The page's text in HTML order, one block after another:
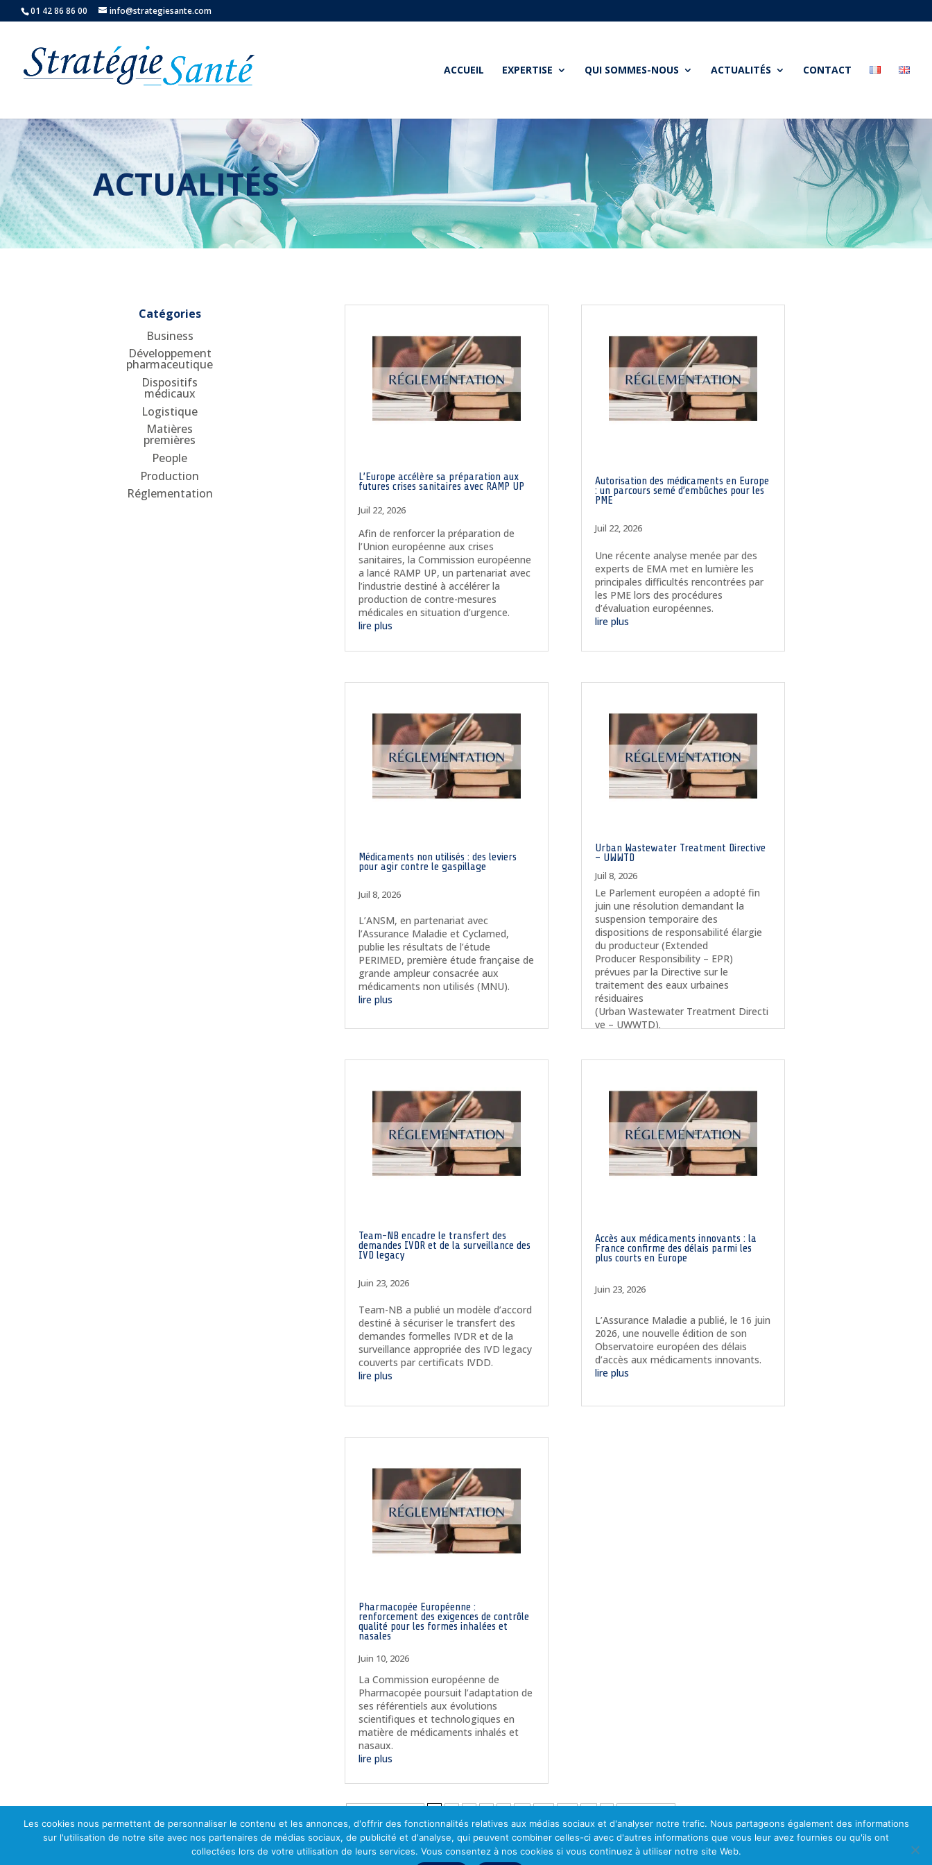
01 42 86 86 00 info@strategiesante.com
ACCUEIL EXPERTISE QUI SOMMES-NOUS ACTUALITÉS CONTACT
ACTUALITÉS
Catégories
Business
Développement
pharmaceutique
Dispositifs
médicaux
Logistique
Matières
premières
People
Production
Réglementation
L’Europe accélère sa préparation aux
futures crises sanitaires avec RAMP UP
Juil 22, 2026
Afin de renforcer la préparation de
l’Union européenne aux crises
sanitaires, la Commission européenne
a lancé RAMP UP, un partenariat avec
l’industrie destiné à accélérer la
production de contre-mesures
médicales en situation d’urgence.
lire plus
Médicaments non utilisés : des leviers
pour agir contre le gaspillage
Juil 8, 2026
L’ANSM, en partenariat avec
l’Assurance Maladie et Cyclamed,
publie les résultats de l’étude
PERIMED, première étude française de
grande ampleur consacrée aux
médicaments non utilisés (MNU).
lire plus
Team-NB encadre le transfert des
demandes IVDR et de la surveillance des
IVD legacy
Juin 23, 2026
Team-NB a publié un modèle d’accord
destiné à sécuriser le transfert des
demandes formelles IVDR et de la
surveillance appropriée des IVD legacy
couverts par certificats IVDD.
lire plus
Pharmacopée Européenne :
renforcement des exigences de contrôle
qualité pour les formes inhalées et
nasales
Juin 10, 2026
La Commission européenne de
Pharmacopée poursuit l’adaptation de
ses référentiels aux évolutions
scientifiques et technologiques en
matière de médicaments inhalés et
nasaux.
lire plus
Autorisation des médicaments en Europe
: un parcours semé d’embûches pour les
PME
Juil 22, 2026
Une récente analyse menée par des
experts de EMA met en lumière les
principales difficultés rencontrées par
les PME lors des procédures
d’évaluation européennes.
lire plus
Urban Wastewater Treatment Directive
– UWWTD
Juil 8, 2026
Le Parlement européen a adopté fin
juin une résolution demandant la
suspension temporaire des
dispositions de responsabilité élargie
du producteur (Extended
Producer Responsibility – EPR)
prévues par la Directive sur le
traitement des eaux urbaines
résiduaires
(Urban Wastewater Treatment Directi
ve – UWWTD).
Accès aux médicaments innovants : la
France confirme des délais parmi les
plus courts en Europe
Juin 23, 2026
L’Assurance Maladie a publié, le 16 juin
2026, une nouvelle édition de son
Observatoire européen des délais
d’accès aux médicaments innovants.
lire plus
Les cookies nous permettent de personnaliser le contenu et les annonces, d'offrir des fonctionnalités relatives aux médias sociaux et d'analyser notre trafic. Nous partageons également des informations
sur l'utilisation de notre site avec nos partenaires de médias sociaux, de publicité et d'analyse, qui peuvent combiner celles-ci avec d'autres informations que vous leur avez fournies ou qu'ils ont
collectées lors de votre utilisation de leurs services. Vous consentez à nos cookies si vous continuez à utiliser notre site Web.